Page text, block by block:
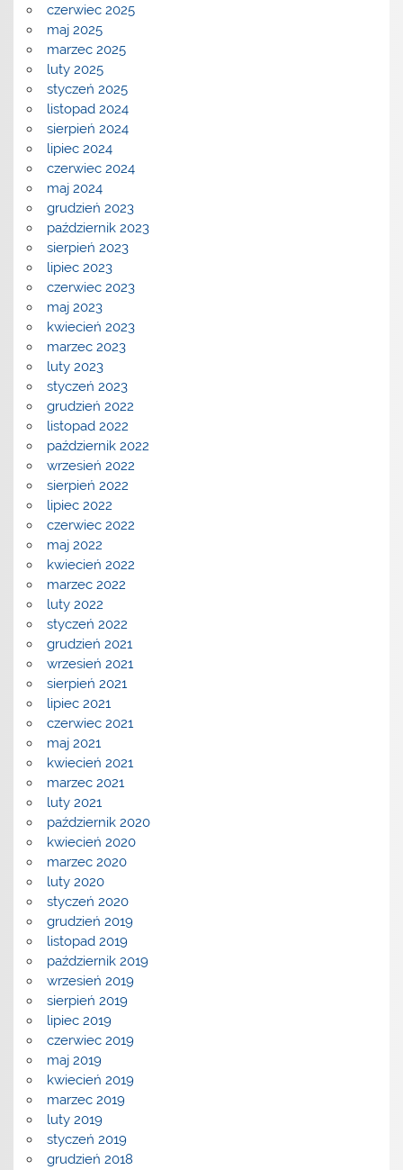
czerwiec 2025
maj 2025
marzec 2025
luty 2025
styczeń 2025
listopad 2024
sierpień 2024
lipiec 2024
czerwiec 2024
maj 2024
grudzień 2023
październik 2023
sierpień 2023
lipiec 2023
czerwiec 2023
maj 2023
kwiecień 2023
marzec 2023
luty 2023
styczeń 2023
grudzień 2022
listopad 2022
październik 2022
wrzesień 2022
sierpień 2022
lipiec 2022
czerwiec 2022
maj 2022
kwiecień 2022
marzec 2022
luty 2022
styczeń 2022
grudzień 2021
wrzesień 2021
sierpień 2021
lipiec 2021
czerwiec 2021
maj 2021
kwiecień 2021
marzec 2021
luty 2021
październik 2020
kwiecień 2020
marzec 2020
luty 2020
styczeń 2020
grudzień 2019
listopad 2019
październik 2019
wrzesień 2019
sierpień 2019
lipiec 2019
czerwiec 2019
maj 2019
kwiecień 2019
marzec 2019
luty 2019
styczeń 2019
grudzień 2018